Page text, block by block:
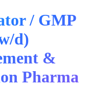
/ GMP
d)
&
Pharma